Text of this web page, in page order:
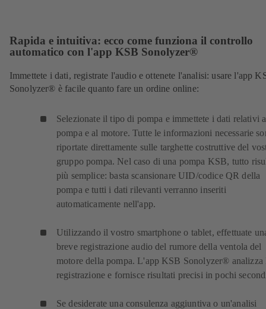
Rapida e intuitiva: ecco come funziona il controllo
automatico con l'app KSB Sonolyzer®
Immettete i dati, registrate l'audio e ottenete l'analisi: usare l'app
Sonolyzer® è facile quanto fare un ordine online:
Selezionate il tipo di pompa e immettete i dati relativi
pompa e al motore. Tutte le informazioni necessarie
riportate direttamente sulle targhette costruttive del
gruppo pompa. Nel caso di una pompa KSB, tutto
più semplice: basta scansionare UID/codice QR della
pompa e tutti i dati rilevanti verranno inseriti
automaticamente nell'app.
Utilizzando il vostro smartphone o tablet, effettuate
breve registrazione audio del rumore della ventola del
motore della pompa. L'app KSB Sonolyzer® analizza
registrazione e fornisce risultati precisi in pochi
Se desiderate una consulenza aggiuntiva o un'analisi